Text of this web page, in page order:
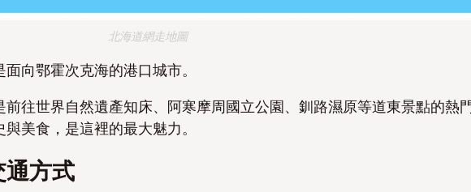
北海道網走地圖
向鄂霍次克海的港口城市。
往世界自然遺產知床、阿寒摩周國立公園、釧路濕原等道東景點的熱
美食，是這裡的最大魅力。
方式